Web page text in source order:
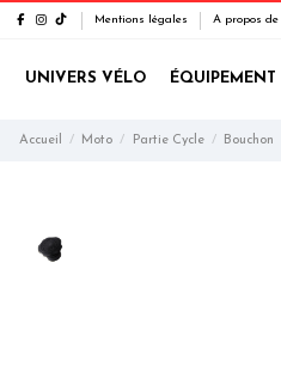
Mentions légales A propos de
UNIVERS VÉLO ÉQUIPEMENT
Accueil Moto Partie Cycle Bouchon